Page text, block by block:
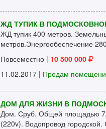
ЖД ТУПИК В
ЖД тупик 400 метров.
метров.Энергообеспечение
Повсеместно | 10 500 000
11.02.2017 | Продам
ДОМ ДЛЯ ЖИЗНИ В
Дом. Сруб. Общей площадью
(220v). Водопровод городской.